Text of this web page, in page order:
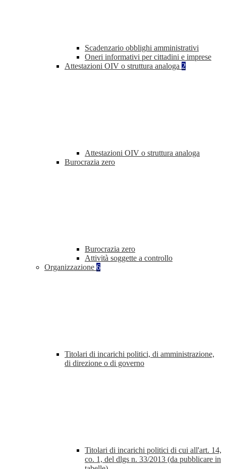
Scadenzario obblighi amministrativi
Oneri informativi per cittadini e imprese
Attestazioni OIV o struttura analoga 2
Attestazioni OIV o struttura analoga
Burocrazia zero
Burocrazia zero
Attività soggette a controllo
Organizzazione 6
Titolari di incarichi politici, di amministrazione,
di direzione o di governo
Titolari di incarichi politici di cui all'art. 14,
co. 1, del dlgs n. 33/2013 (da pubblicare in